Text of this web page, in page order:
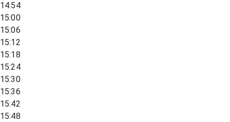
14:54
15:00
15:06
15:12
15:18
15:24
15:30
15:36
15:42
15:48